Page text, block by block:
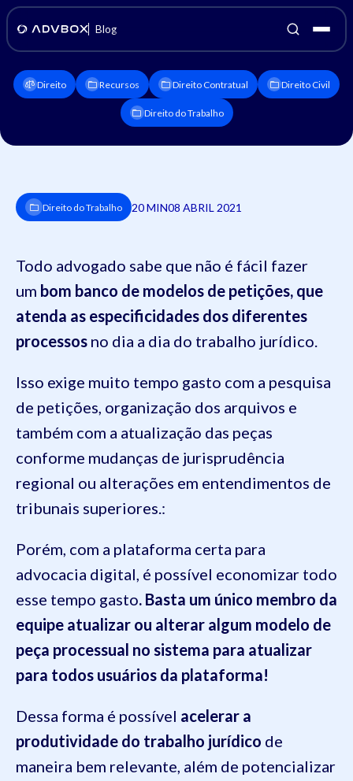
Blog
Direito Recursos Direito Contratual Direito Civil
Direito do Trabalho
Direito do Trabalho 20 MIN08 ABRIL 2021
Todo advogado sabe que não é fácil fazer
um bom banco de modelos de petições, que
atenda as especificidades dos diferentes
processos no dia a dia do trabalho jurídico.
Isso exige muito tempo gasto com a pesquisa
de petições, organização dos arquivos e
também com a atualização das peças
conforme mudanças de jurisprudência
regional ou alterações em entendimentos de
tribunais superiores.:
Porém, com a plataforma certa para
advocacia digital, é possível economizar todo
esse tempo gasto. Basta um único membro da
equipe atualizar ou alterar algum modelo de
peça processual no sistema para atualizar
para todos usuários da plataforma!
Dessa forma é possível acelerar a
produtividade do trabalho jurídico de
maneira bem relevante, além de potencializar